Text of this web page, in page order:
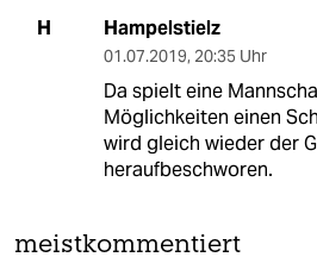
H Hampelstielz
01.07.2019, 20:35 Uhr
Da spielt eine
Möglichkeiten einen
wird gleich wieder der
heraufbeschworen.
meistkommentiert